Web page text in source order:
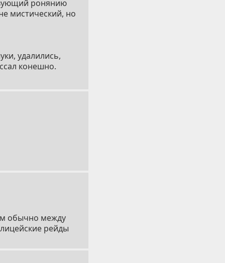
ронянию
мистический, но
удалились,
конешно.
обычно между
рейды